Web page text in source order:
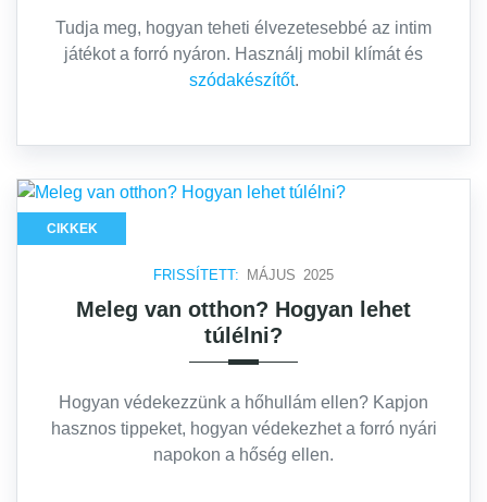
Tudja meg, hogyan teheti élvezetesebbé az intim
játékot a forró nyáron. Használj mobil klímát és
szódakészítőt.
CIKKEK
FRISSÍTETT: MÁJUS 2025
Meleg van otthon? Hogyan lehet
túlélni?
Hogyan védekezzünk a hőhullám ellen? Kapjon
hasznos tippeket, hogyan védekezhet a forró nyári
napokon a hőség ellen.